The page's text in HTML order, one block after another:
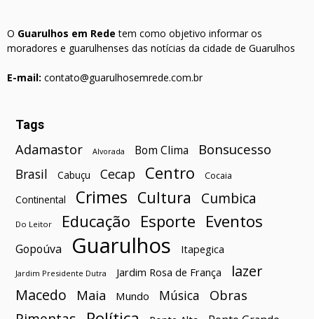
O Guarulhos em Rede tem como objetivo informar os
moradores e guarulhenses das notícias da cidade de Guarulhos
E-mail: contato@guarulhosemrede.com.br
Tags
Adamastor Alvorada Bom Clima Bonsucesso
Brasil Cabuçu Cecap Centro Cocaia
Continental Crimes Cultura Cumbica
Do Leitor Educação Esporte Eventos
Gopoúva Guarulhos Itapegica
Jardim Presidente Dutra Jardim Rosa de França
lazer
Macedo
Maia Mundo Música Obras